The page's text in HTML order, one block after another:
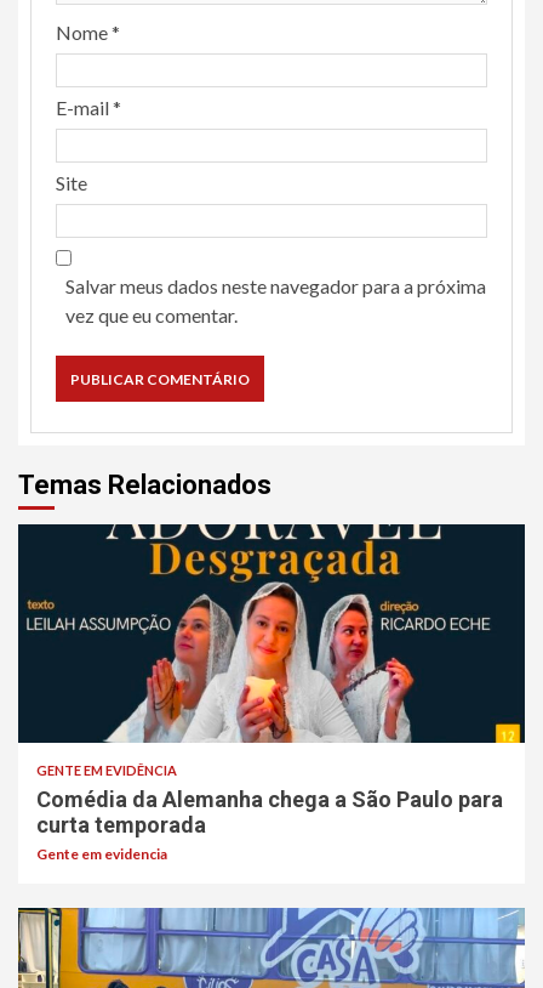
Nome*
E-mail*
Site
Salvar meus dados neste navegador para a próxima
vez que eu comentar.
Temas Relacionados
GENTE EM EVIDÊNCIA
Comédia da Alemanha chega a São Paulo para
curta temporada
Gente em evidencia